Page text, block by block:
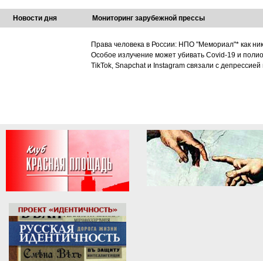
Новости дня Мониторинг зарубежной прессы
Права человека в России: НПО "Мемориал"* как
Особое излучение может убивать Covid-19 и
TikTok, Snapchat и Instagram связали с